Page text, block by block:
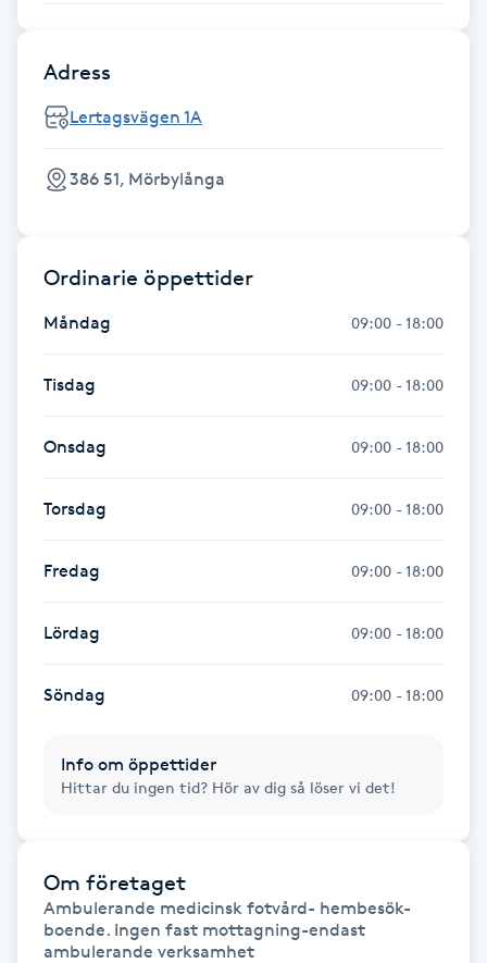
F
Face framing
Faceliftmassage
Fettreducering
Fibromassage
Fillers
Fotmassage
Fotsvamp
Fotvård
Fransar
Fransborttagning
Fransförlängning Megavolym
Fransförlängning Volym
Adress
Lertagsvägen 1A
386 51, Mörbylånga
Ordinarie öppettider
Måndag 09:00 - 18:00
Tisdag 09:00 - 18:00
Onsdag 09:00 - 18:00
Torsdag 09:00 - 18:00
Fredag 09:00 - 18:00
Lördag 09:00 - 18:00
Söndag 09:00 - 18:00
Info om öppettider
Hittar du ingen tid? Hör av dig så löser vi det!
Om företaget
Ambulerande medicinsk fotvård- hembesök-
boende. Ingen fast mottagning-endast
ambulerande verksamhet